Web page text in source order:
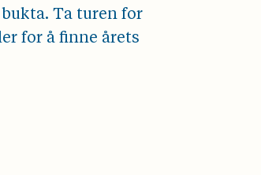
Ta turen for
for å finne årets